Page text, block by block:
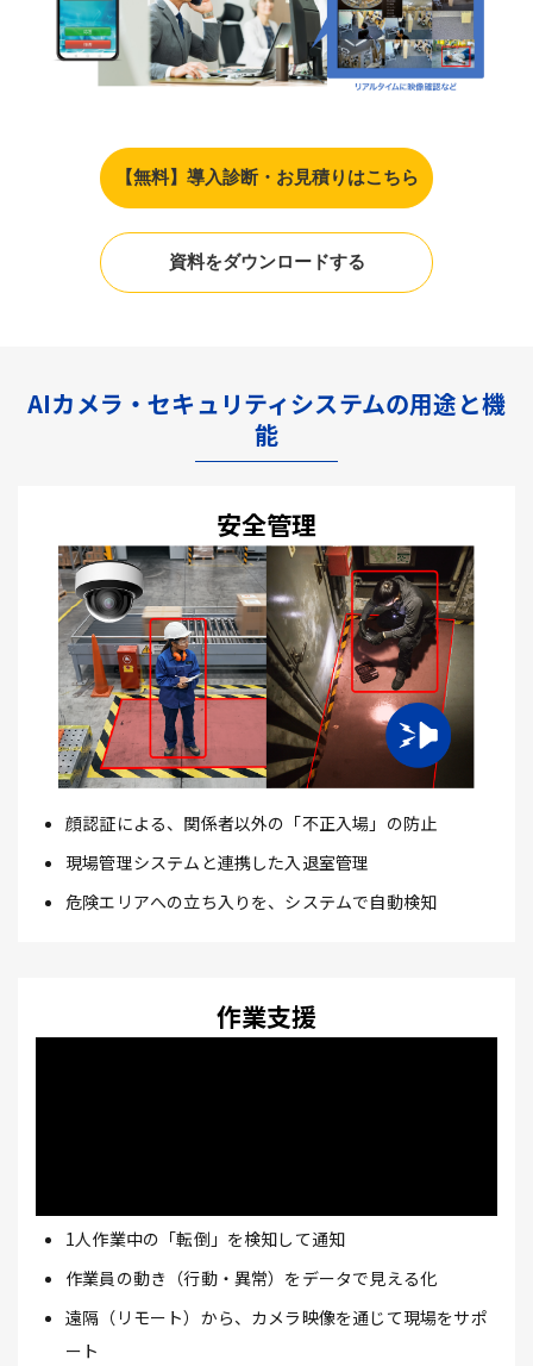
【無料】導入診断・お見積りはこちら
資料をダウンロードする
AIカメラ・セキュリティシステムの用途と機
能
安全管理
顔認証による、関係者以外の「不正入場」の防止
現場管理システムと連携した入退室管理
危険エリアへの立ち入りを、システムで自動検知
作業支援
1人作業中の「転倒」を検知して通知
作業員の動き（行動・異常）をデータで見える化
遠隔（リモート）から、カメラ映像を通じて現場をサポ
ート